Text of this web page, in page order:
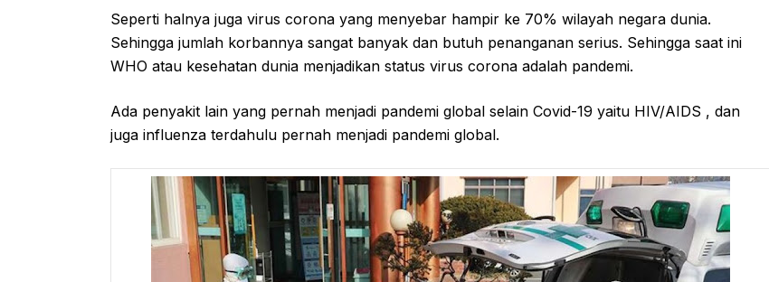
Seperti halnya juga virus corona yang menyebar hampir ke 70% wilayah negara dunia.
Sehingga jumlah korbannya sangat banyak dan butuh penanganan serius. Sehingga saat ini
WHO atau kesehatan dunia menjadikan status virus corona adalah pandemi.
Ada penyakit lain yang pernah menjadi pandemi global selain Covid-19 yaitu HIV/AIDS , dan
juga influenza terdahulu pernah menjadi pandemi global.